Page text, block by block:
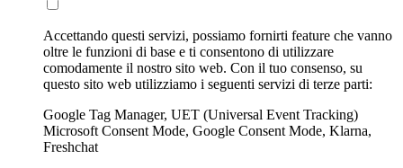
Accettando questi servizi, possiamo fornirti feature che vanno
oltre le funzioni di base e ti consentono di utilizzare
comodamente il nostro sito web. Con il tuo consenso, su
questo sito web utilizziamo i seguenti servizi di terze parti:
Google Tag Manager, UET (Universal Event Tracking)
Microsoft Consent Mode, Google Consent Mode, Klarna,
Freshchat